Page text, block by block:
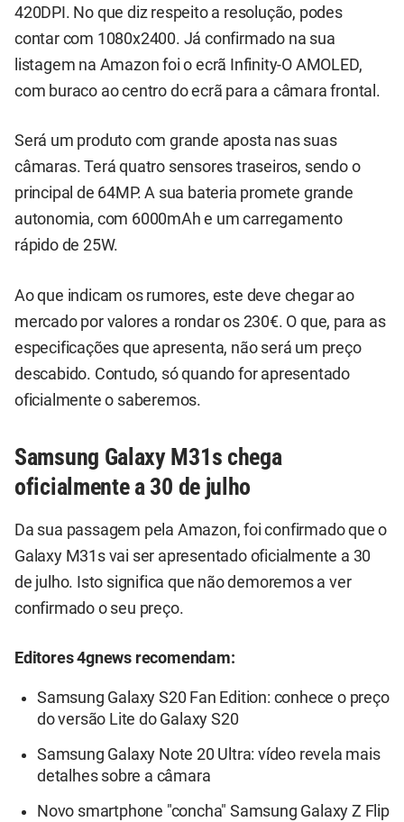
420DPI. No que diz respeito a resolução, podes
contar com 1080x2400. Já confirmado na sua
listagem na Amazon foi o ecrã Infinity-O AMOLED,
com buraco ao centro do ecrã para a câmara frontal.
Será um produto com grande aposta nas suas
câmaras. Terá quatro sensores traseiros, sendo o
principal de 64MP. A sua bateria promete grande
autonomia, com 6000mAh e um carregamento
rápido de 25W.
Ao que indicam os rumores, este deve chegar ao
mercado por valores a rondar os 230€. O que, para as
especificações que apresenta, não será um preço
descabido. Contudo, só quando for apresentado
oficialmente o saberemos.
Samsung Galaxy M31s chega
oficialmente a 30 de julho
Da sua passagem pela Amazon, foi confirmado que o
Galaxy M31s vai ser apresentado oficialmente a 30
de julho. Isto significa que não demoremos a ver
confirmado o seu preço.
Editores 4gnews recomendam:
Samsung Galaxy S20 Fan Edition: conhece o preço
do versão Lite do Galaxy S20
Samsung Galaxy Note 20 Ultra: vídeo revela mais
detalhes sobre a câmara
Novo smartphone "concha" Samsung Galaxy Z Flip